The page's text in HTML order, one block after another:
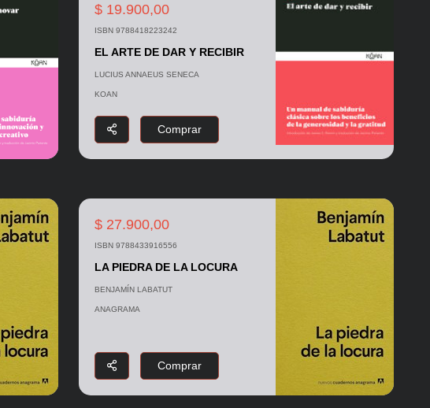
$ 19.900,00
ISBN 9788418223242
EL ARTE DE DAR Y RECIBIR
LUCIUS ANNAEUS SENECA
KOAN
Comprar
$ 27.900,00
ISBN 9788433916556
LA PIEDRA DE LA LOCURA
BENJAMÍN LABATUT
ANAGRAMA
Comprar